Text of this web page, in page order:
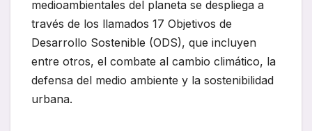
medioambientales del planeta se despliega a
través de los llamados 17 Objetivos de
Desarrollo Sostenible (ODS), que incluyen
entre otros, el combate al cambio climático, la
defensa del medio am­biente y la sostenibilidad
urbana.